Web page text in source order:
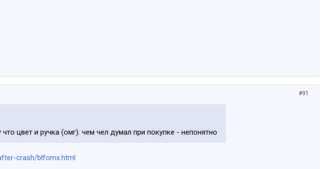
#91
цвет и ручка (омг). чем чел думал при покупке - непонятно
crash/blfomx.html